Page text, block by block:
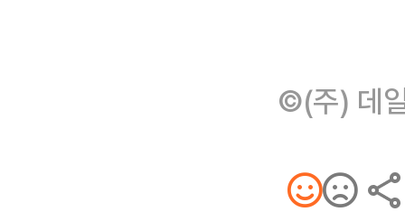
©(주) 데